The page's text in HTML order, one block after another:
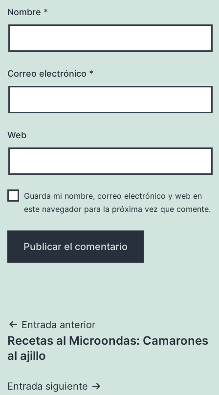
Nombre *
Correo electrónico *
Web
Guarda mi nombre, correo electrónico y web en
este navegador para la próxima vez que comente.
Navegación
de
Entrada anterior
Recetas al Microondas: Camarones
al ajillo
Entrada siguiente